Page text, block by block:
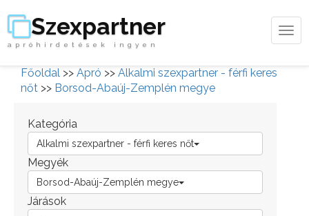
Szexpartner
apróhirdetések ingyen
Főoldal >> Apró >> Alkalmi szexpartner - férfi keres
nőt >> Borsod-Abaúj-Zemplén megye
Kategória
Alkalmi szexpartner - férfi keres nőt
Megyék
Borsod-Abaúj-Zemplén megye
Járások